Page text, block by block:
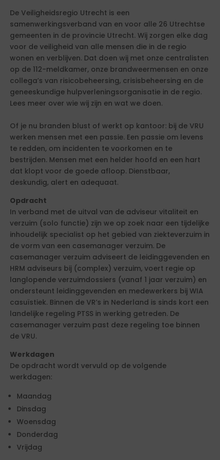
De Veiligheidsregio Utrecht is een
samenwerkingsverband van en voor alle 26 Utrechtse
gemeenten in de provincie Utrecht. Wij zorgen elke dag
voor de veiligheid van alle mensen die in de regio
wonen en verblijven. Dat doen wij met onze centralisten
op de 112-meldkamer, onze brandweermensen en onze
collega’s van risicobeheersing, crisisbeheersing en de
geneeskundige hulpverleningsorganisatie in de regio.
Lees meer over wie wij zijn en wat we doen.
Of je nu branden blust of werkt op kantoor: bij de VRU
werken mensen met een passie. Een passie om levens
te redden, om incidenten te voorkomen en te
bestrijden. Mensen met een helder hoofd en een hart
dat klopt voor de goede afloop. Dienstbaar,
deskundig, alert en adequaat.
Opdracht
In verband met de uitval van de adviseur vitaliteit en
verzuim (solo functie) zijn we op zoek naar een tijdelijke
inhoudelijk specialist op het gebied van ziekteverzuim in
de vorm van een casemanager verzuim. De
casemanager verzuim adviseert de leidinggevenden en
HRM adviseurs bij (complex) verzuim, voert regie op
langlopende verzuimdossiers (vanaf 1 jaar verzuim) en
ondersteunt leidinggevenden en medewerkers bij WIA
casuïstiek. Binnen de VR’s in Nederland is sinds kort een
landelijke regeling PTSS in werking getreden. De
casemanager verzuim past deze regeling toe binnen
de VRU.
Werkdagen
De opdracht wordt vervuld op de volgende
werkdagen:
Maandag
Dinsdag
Woensdag
Donderdag
Vrijdag